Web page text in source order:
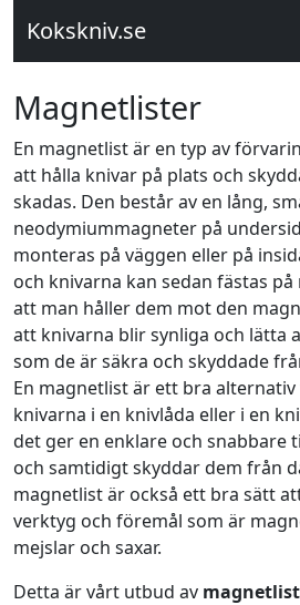
Kokskniv.se
Magnetlister
En magnetlist är en typ av
att hålla knivar på plats och
skadas. Den består av en lång,
neodymiummagneter på
monteras på väggen eller på
och knivarna kan sedan fästas
att man håller dem mot den
att knivarna blir synliga och lätta
som de är säkra och skyddade
En magnetlist är ett bra
knivarna i en knivlåda eller i en
det ger en enklare och snabbare
och samtidigt skyddar dem från
magnetlist är också ett bra sätt
verktyg och föremål som är
mejslar och saxar.
Detta är vårt utbud av